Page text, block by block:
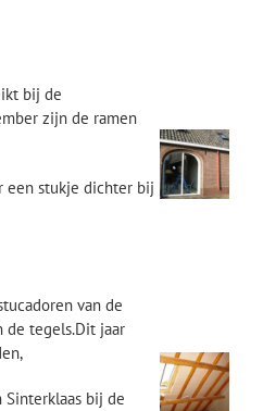
bij de
zijn de ramen
een stukje dichter bij
van de
de tegels.Dit jaar
Sinterklaas bij de